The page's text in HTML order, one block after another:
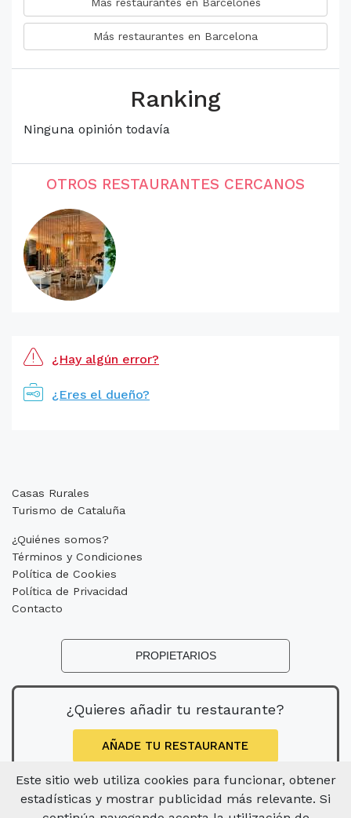
Más restaurantes en Barcelonès
Más restaurantes en Barcelona
Ranking
Ninguna opinión todavía
OTROS RESTAURANTES CERCANOS
¿Hay algún error?
¿Eres el dueño?
Casas Rurales
Turismo de Cataluña
¿Quiénes somos?
Términos y Condiciones
Política de Cookies
Política de Privacidad
Contacto
PROPIETARIOS
¿Quieres añadir tu restaurante?
AÑADE TU RESTAURANTE
Este sitio web utiliza cookies para funcionar, obtener
estadísticas y mostrar publicidad más relevante. Si